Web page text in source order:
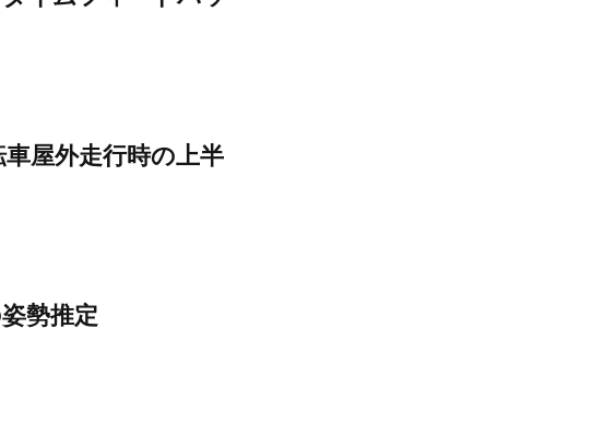
屋外走行時の上半
勢推定